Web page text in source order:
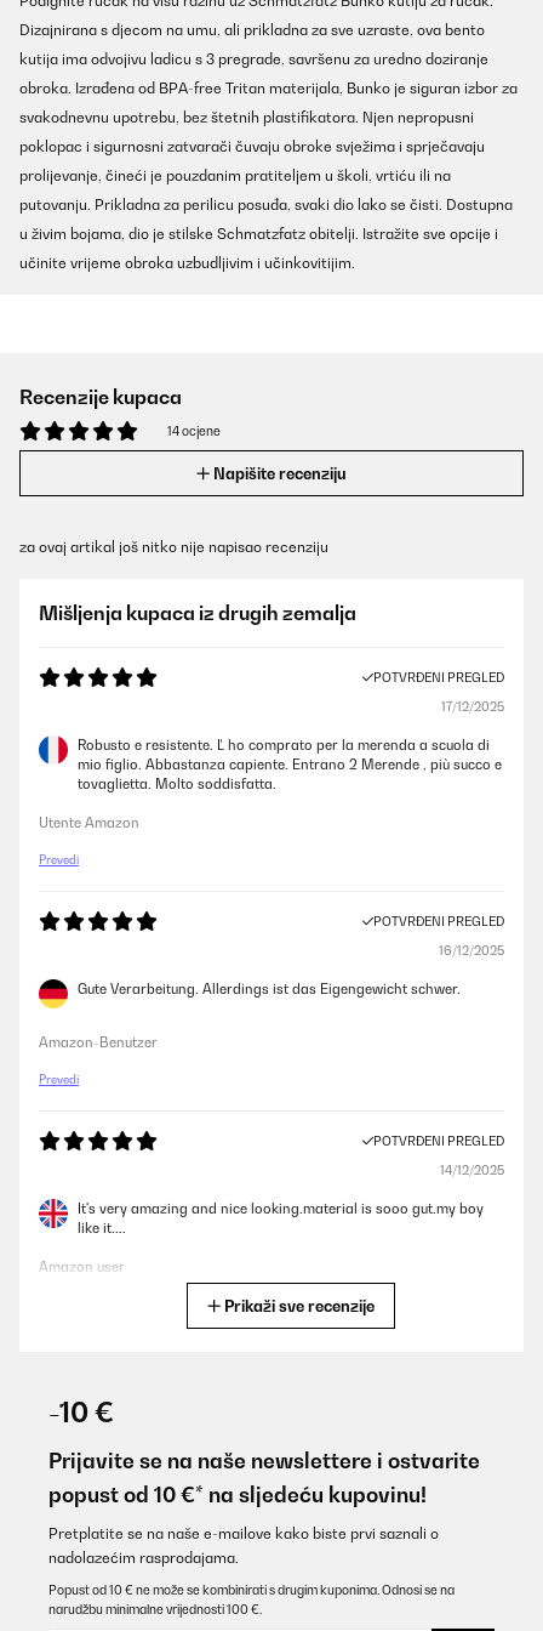
Dizajnirana s djecom na umu, ali prikladna za sve uzraste, ova bento
kutija ima odvojivu ladicu s 3 pregrade, savršenu za uredno doziranje
obroka. Izrađena od BPA-free Tritan materijala, Bunko je siguran izbor za
svakodnevnu upotrebu, bez štetnih plastifikatora. Njen nepropusni
poklopac i sigurnosni zatvarači čuvaju obroke svježima i sprječavaju
prolijevanje, čineći je pouzdanim pratiteljem u školi, vrtiću ili na
putovanju. Prikladna za perilicu posuđa, svaki dio lako se čisti. Dostupna
u živim bojama, dio je stilske Schmatzfatz obitelji. Istražite sve opcije i
učinite vrijeme obroka uzbudljivim i učinkovitijim.
Recenzije kupaca
14 ocjene
Napišite recenziju
za ovaj artikal još nitko nije napisao recenziju
Mišljenja kupaca iz drugih zemalja
POTVRĐENI PREGLED
17/12/2025
Robusto e resistente. Ľ ho comprato per la merenda a scuola di
mio figlio. Abbastanza capiente. Entrano 2 Merende , più succo e
tovaglietta. Molto soddisfatta.
Utente Amazon
Prevedi
POTVRĐENI PREGLED
16/12/2025
Gute Verarbeitung. Allerdings ist das Eigengewicht schwer.
Amazon-Benutzer
Prevedi
POTVRĐENI PREGLED
14/12/2025
It's very amazing and nice looking.material is sooo gut.my boy
like it....
Amazon user
Amazon-gebruiker
POTVRĐENI PREGLED
Prikaži sve recenzije
-10 €
Prijavite se na naše newslettere i ostvarite
popust od 10 €* na sljedeću kupovinu!
Pretplatite se na naše e-mailove kako biste prvi saznali o
nadolazećim rasprodajama.
Popust od 10 € ne može se kombinirati s drugim kuponima. Odnosi se na
narudžbu minimalne vrijednosti 100 €.